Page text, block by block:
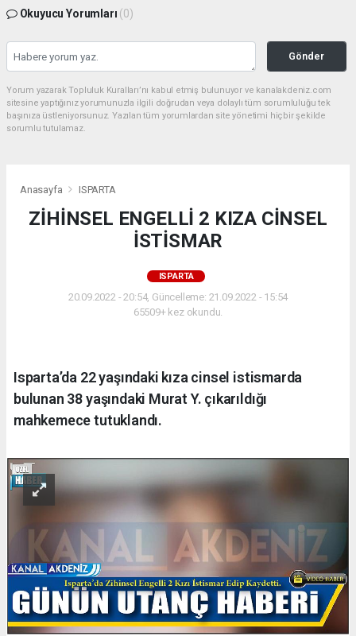
Okuyucu Yorumları (0)
Gönder
Yorum yazarak Topluluk Kuralları’nı kabul etmiş bulunuyor ve kanalakdeniz.com
sitesine yaptığınız yorumunuzla ilgili doğrudan veya dolaylı tüm sorumluluğu tek
başınıza üstleniyorsunuz. Yazılan tüm yorumlardan site yönetimi hiçbir şekilde
sorumlu tutulamaz.
Anasayfa ISPARTA
ZİHİNSEL ENGELLİ 2 KIZA CİNSEL
İSTİSMAR
ISPARTA
20.09.2022 - 20:54, Güncelleme: 21.09.2022 - 15:54
65509+ kez okundu.
Isparta’da 22 yaşındaki kıza cinsel istismarda
bulunan 38 yaşındaki Murat Y. çıkarıldığı
mahkemece tutuklandı.